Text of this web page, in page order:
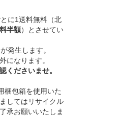
に1送料無料（北
半額）とさせてい
発生します。
になります。
くださいませ。
包箱を使用いた
してはリサイクル
承お願いいたしま